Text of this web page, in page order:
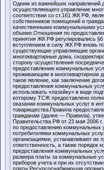
Одним из важнейших направлений
осуществляющего управление
соответствии со ст.161 ЖК РФ,
собственников помещений и
качественными коммунальными
объеме.Отношения по
принятия ЖК РФ регулировались
вступлением в силу ЖК РФ вновь
существующие управляющие
многоквартирные дома,
сторону осуществления
предоставлению коммунальных
проживающим в многоквартирном
такое явление, как заключение
предоставления коммунальных
использовать «лазейку» в виде
которому ТСЖ предоставлено
оказании коммунальных услуг в
товарищества.Правила
гражданам (далее — Правила),
Правительства РФ от 23 мая 2006
по предоставлению коммунальных
потребителями коммунальных
организациями, устанавливают их
ответственность, а также порядок
предоставления коммунальных
размера платы за коммунальные
приборов учета и при их
платы.Ресурсоснабжающая